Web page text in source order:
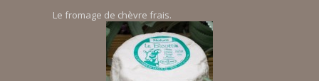
Le fromage de chèvre frais.